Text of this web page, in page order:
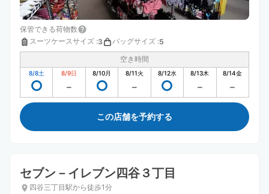
保管できる荷物数
スーツケースサイズ :3 バッグサイズ :5
空き時間
8/8土 8/9日 8/10月 8/11火 8/12水 8/13木 8/14金
この店舗を予約する
セブン－イレブン四谷３丁目
四谷三丁目駅から徒歩1分